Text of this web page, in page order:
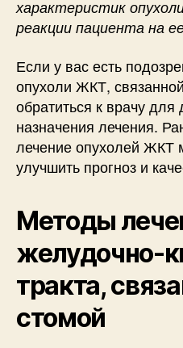
характеристик
реакции пациента на
Если у вас есть
опухоли ЖКТ,
обратиться к врачу для
назначения лечения.
лечение опухолей ЖКТ
улучшить прогноз и
Методы
желудочно-
тракта,
стомой